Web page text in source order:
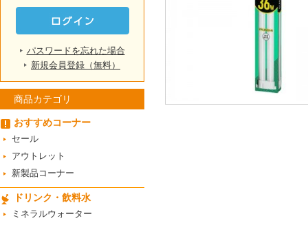
パスワードを忘れた場合
新規会員登録（無料）
商品カテゴリ
おすすめコーナー
セール
アウトレット
新製品コーナー
ドリンク・飲料水
ミネラルウォーター